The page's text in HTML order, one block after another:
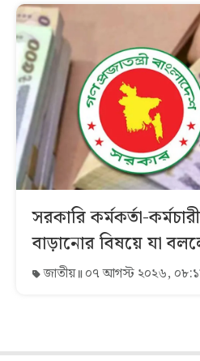
সরকারি কর্মকর্তা-
বাড়ানোর বিষয়ে যা
জাতীয় ০৭ আগস্ট ২০২৬,